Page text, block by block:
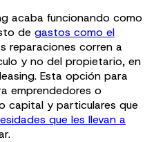
acaba funcionando como
de gastos como el
reparaciones corren a
y no del propietario, en
Esta opción para
emprendedores o
capital y particulares que
que les llevan a